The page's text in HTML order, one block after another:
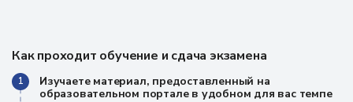
Как проходит обучение и сдача экзамена
1
Изучаете материал, предоставленный на
образовательном портале в удобном для вас темпе